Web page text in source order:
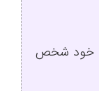
خود شخص